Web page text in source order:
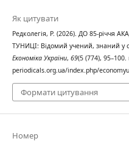
Як цитувати
Редколегія, Р. (2026). ДО 85-
ТУНИЦІ: Відомий учений, знаний у
Економіка України, 69(5 (774),
periodicals.org.ua/index.php/
Формати цитування
Номер